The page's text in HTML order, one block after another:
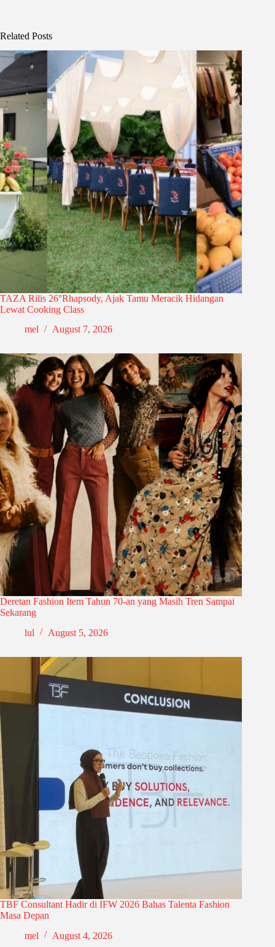
Related Posts
TAZA Rilis 26°Rhapsody, Ajak Tamu Meracik Hidangan
Lewat Cooking Class
mel
August 7, 2026
Deretan Fashion Item Tahun 70-an yang Masih Tren Sampai
Sekarang
lul
August 5, 2026
TBF Consultant Hadir di IFW 2026 Bahas Talenta Fashion
Masa Depan
mel
August 4, 2026